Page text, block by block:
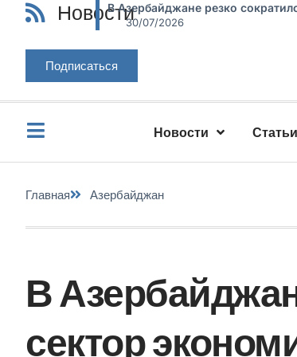
НовостиВ Азербайджане резко
30/07/2026
Подписаться
Новости Статьи
Главная Азербайджан
В
сектор